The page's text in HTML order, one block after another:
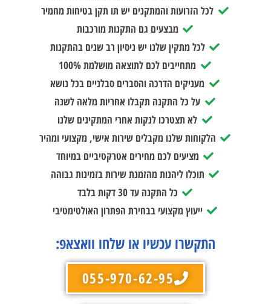
לכל הזרועות והמתקנים יש תו תקן בטיחות מחמיר
מבצעים גם התקנות מורכבות
לכל מתקין שלנו יש ניסיון רב שנים בהתקנות
מתחייבים לכם לתוצאה מושלמת 100%
מעניקים הדרכה והסברים סבלניים בכל נושא
על כל התקנה תקבלו אחריות מלאה לשנה
לא תצטרכו לנקות אחרי המתקינים שלנו
הלקוחות שלנו מקבלים שירות אישי, מקצועי ומהיר
מציעים לכם מחירים אטרקטיביים במיוחד
תוכלו ליהנות מהזמנת שירות בזמינות גבוהה
כל התקנה עד 30 דקות בלבד
ייעוץ מקצועי בבחירת הפתרון האולטימטיבי
התקשרו עכשיו או שלחו וואצאפ:
055-970-62-95